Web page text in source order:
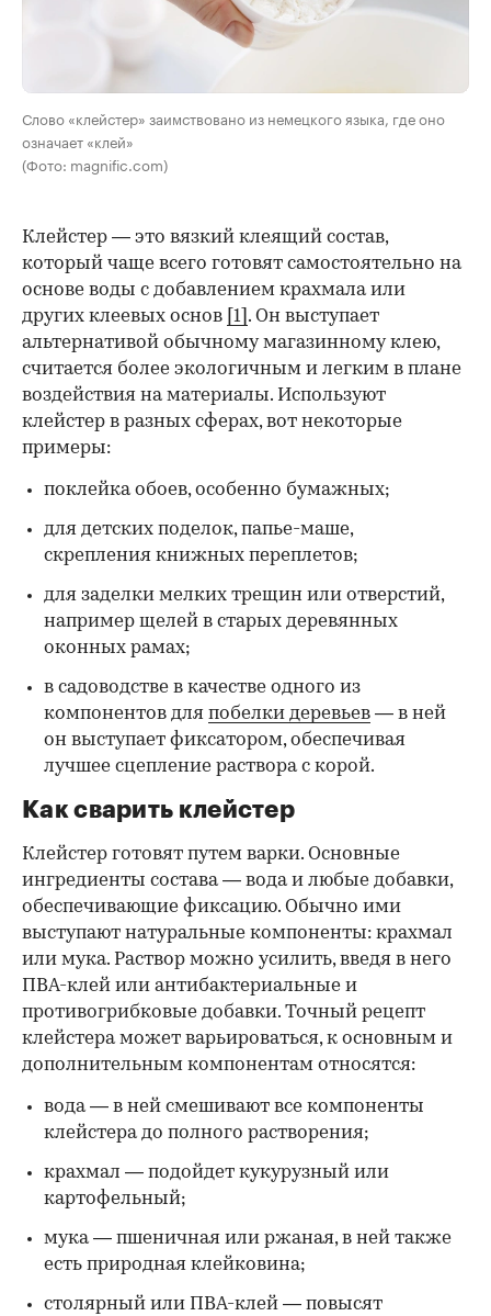
Слово «клейстер» заимствовано из немецкого языка, где оно
означает «клей»
(Фото: magnific.com)
00:00 / 00:00
Клейстер — это вязкий клеящий состав,
который чаще всего готовят самостоятельно на
основе воды с добавлением крахмала или
других клеевых основ [1] . Он выступает
альтернативой обычному магазинному клею,
считается более экологичным и легким в плане
воздействия на материалы. Используют
клейстер в разных сферах, вот некоторые
примеры:
поклейка обоев, особенно бумажных;
для детских поделок, папье-маше,
скрепления книжных переплетов;
для заделки мелких трещин или отверстий,
например щелей в старых деревянных
оконных рамах;
в садоводстве в качестве одного из
компонентов для побелки деревьев — в ней
он выступает фиксатором, обеспечивая
лучшее сцепление раствора с корой.
Как сварить клейстер
Клейстер готовят путем варки. Основные
ингредиенты состава — вода и любые добавки,
обеспечивающие фиксацию. Обычно ими
выступают натуральные компоненты: крахмал
или мука. Раствор можно усилить, введя в него
ПВА-клей или антибактериальные и
противогрибковые добавки. Точный рецепт
клейстера может варьироваться, к основным и
дополнительным компонентам относятся:
вода — в ней смешивают все компоненты
клейстера до полного растворения;
крахмал — подойдет кукурузный или
картофельный;
мука — пшеничная или ржаная, в ней также
есть природная клейковина;
столярный или ПВА-клей — повысят